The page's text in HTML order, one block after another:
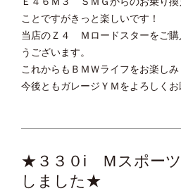
ことですがきっと楽しいです！
当店のＺ４ Ｍロードスターをご購
うございます。
これからもＢＭＷライフをお楽しみ
今後ともガレージＹＭをよろしくお
★３３０i Ｍスポー
しました★